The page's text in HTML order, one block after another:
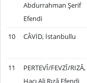
Abdurrahman Şerif
Efendi
10 CÂVİD, İstanbullu
11
PERTEVÎ/FEVZÎ/RIZÂ,
Hacı Ali Rızâ Efendi